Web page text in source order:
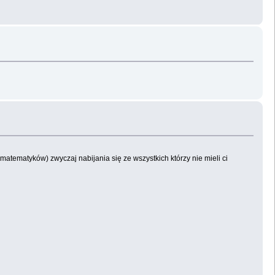
zwyczaj nabijania się ze wszystkich którzy nie mieli ci